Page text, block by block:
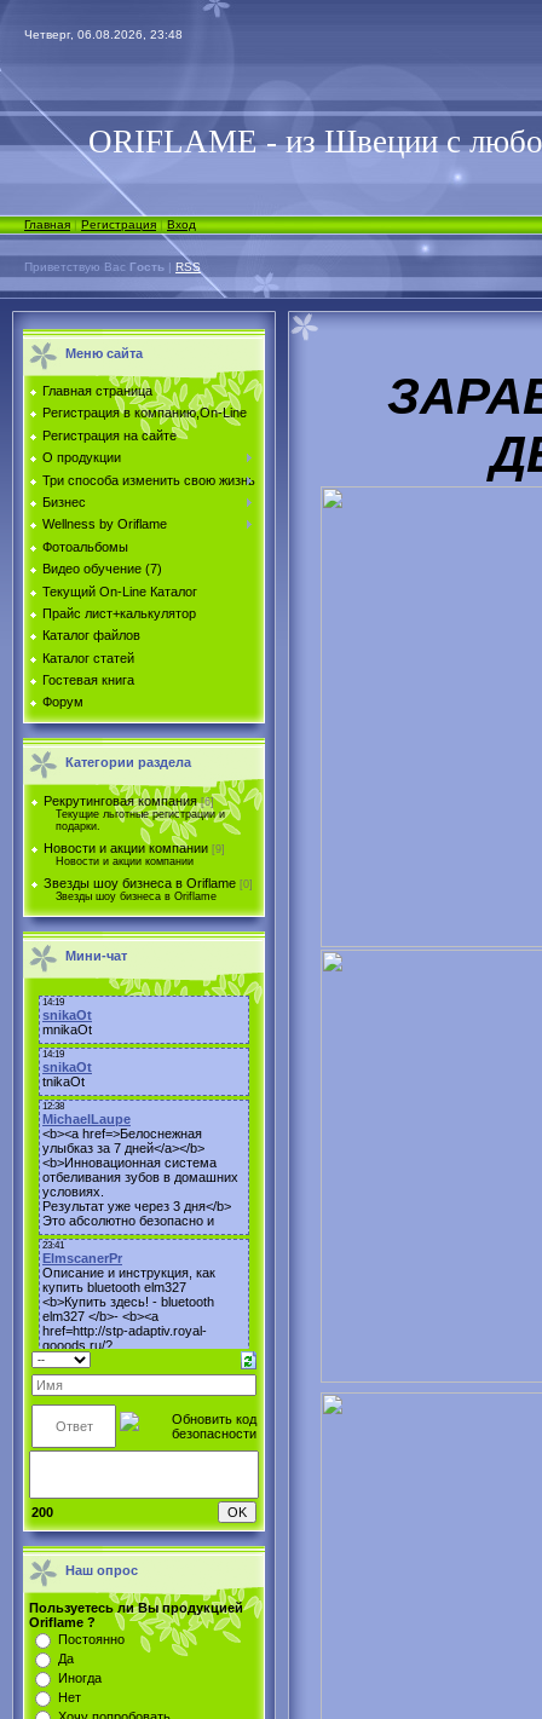
Четверг, 06.08.2026, 23:48
ORIFLAME - из Швеции с
Главная|Регистрация|Вход
Приветствую Вас Гость | RSS
Меню сайта
Главная страница
Регистрация в компанию,On-Line
Регистрация на сайте
О продукции
Три способа изменить свою жизнь
Бизнес
Wellness by Oriflame
Фотоальбомы
Видео обучение (7)
Текущий On-Line Каталог
Прайс лист+калькулятор
Каталог файлов
Каталог статей
Гостевая книга
Форум
Категории раздела
Рекрутинговая компания [6]
Текущие льготные регистрации и
подарки.
Новости и акции компании [9]
Новости и акции компании
Звезды шоу бизнеса в Oriflame [0]
Звезды шоу бизнеса в Oriflame
Мини-чат
200
Наш опрос
Пользуетесь ли Вы продукцией
Oriflame ?
Постоянно
Да
Иногда
Нет